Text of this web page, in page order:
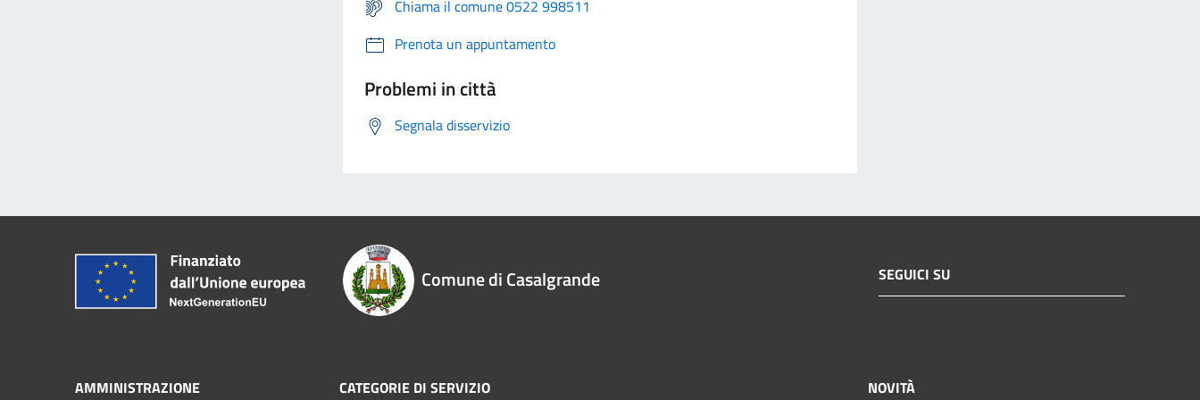
Chiama il comune 0522 998511
Prenota un appuntamento
Problemi in città
Segnala disservizio
Comune di Casalgrande SEGUICI SU
AMMINISTRAZIONE CATEGORIE DI SERVIZIO NOVITÀ